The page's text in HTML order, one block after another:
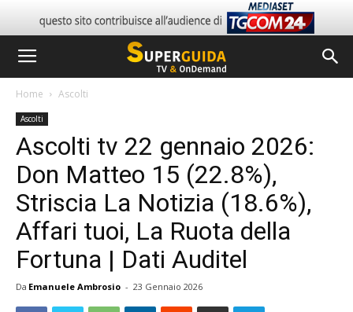
Home Ascolti
Ascolti
Ascolti tv 22 gennaio 2026:
Don Matteo 15 (22.8%),
Striscia La Notizia (18.6%),
Affari tuoi, La Ruota della
Fortuna | Dati Auditel
Da Emanuele Ambrosio - 23 Gennaio 2026